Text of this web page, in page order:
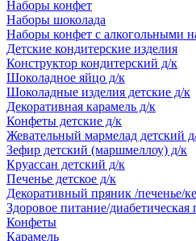
Наборы конфет
Наборы шоколада
Наборы конфет с алкогольными
Детские кондитерские изделия
Конструктор кондитерский д/к
Шоколадное яйцо д/к
Шоколадные изделия детские д/к
Декоративная карамель д/к
Конфеты детские д/к
Жевательный мармелад детский
Зефир детский (маршмеллоу) д/к
Круассан детский д/к
Печенье детское д/к
Декоративный пряник /печенье/
Здоровое питание/диабетическая
Конфеты
Карамель